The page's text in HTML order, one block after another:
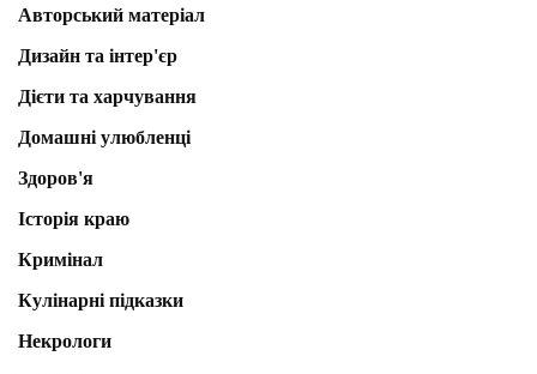
Авторський матеріал
Дизайн та інтер'єр
Дієти та харчування
Домашні улюбленці
Здоров'я
Історія краю
Кримінал
Кулінарні підказки
Некрологи